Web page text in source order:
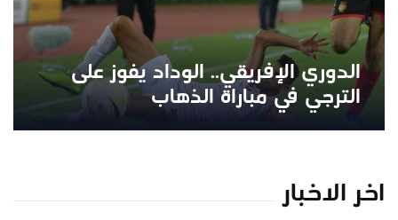
الدوري الإفريقي.. الوداد يفوز على
الترجي في مباراة الذهاب
اخر الاخبار